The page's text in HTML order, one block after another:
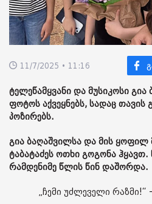
11/7/2025 • 11:16
ტელეწამყვანი და მუსიკოსი
ფოტოს აქვეყნებს, სადაც
პოზირებს.
გია ბაღაშვილსა და მის ყოფილ
ტაბატაძეს ოთხი გოგონა
რამდენიმე წლის წინ დაშორდა.
„ჩემი უძლეველი რაზმი!“ -